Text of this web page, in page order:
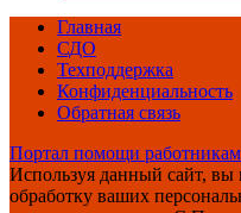
Главная
СДО
Техподдержка
Конфиденциальность
Обратная связь
Портал помощи
Используя данный сайт, вы
обработку ваших